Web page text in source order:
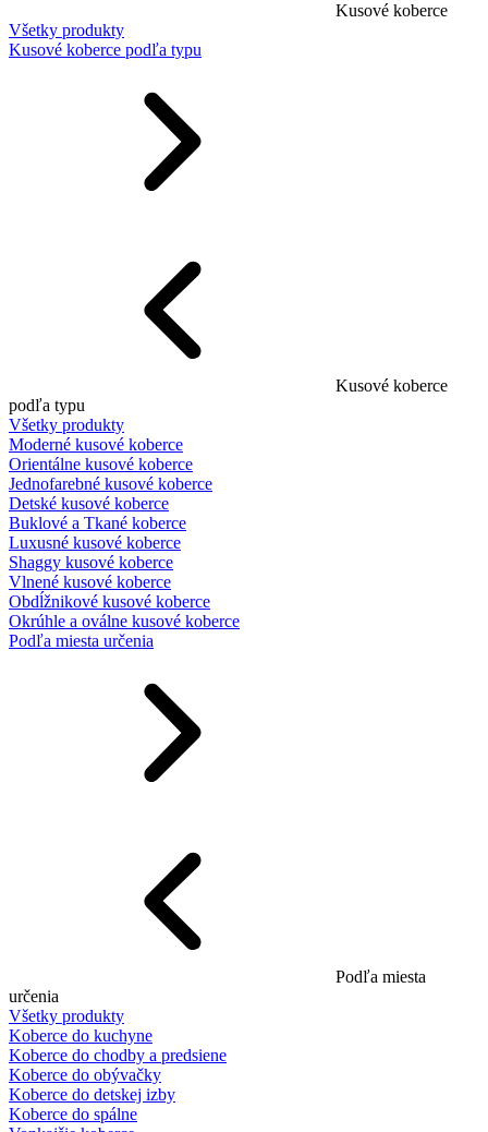
Kusové koberce
Všetky produkty
Kusové koberce podľa typu
Kusové koberce
podľa typu
Všetky produkty
Moderné kusové koberce
Orientálne kusové koberce
Jednofarebné kusové koberce
Detské kusové koberce
Buklové a Tkané koberce
Luxusné kusové koberce
Shaggy kusové koberce
Vlnené kusové koberce
Obdĺžnikové kusové koberce
Okrúhle a oválne kusové koberce
Podľa miesta určenia
Podľa miesta
určenia
Všetky produkty
Koberce do kuchyne
Koberce do chodby a predsiene
Koberce do obývačky
Koberce do detskej izby
Koberce do spálne